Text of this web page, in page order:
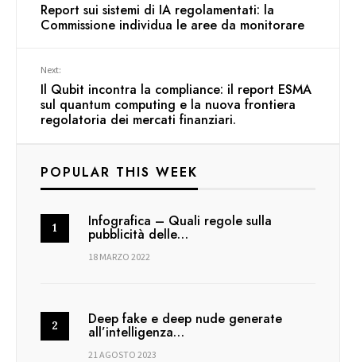
Report sui sistemi di IA regolamentati: la
Commissione individua le aree da monitorare
Next:
Il Qubit incontra la compliance: il report ESMA
sul quantum computing e la nuova frontiera
regolatoria dei mercati finanziari.
POPULAR THIS WEEK
Infografica – Quali regole sulla
pubblicità delle…
18 MARZO 2022
Deep fake e deep nude generate
all’intelligenza…
21 AGOSTO 2023